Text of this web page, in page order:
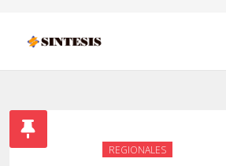
REGIONALES